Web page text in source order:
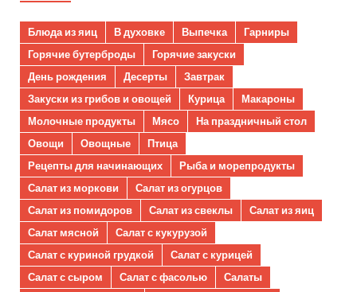
Блюда из яиц В духовке Выпечка
Гарниры
Горячие бутерброды
Горячие закуски
День рождения
Десерты
Завтрак
Закуски из грибов и овощей
Курица
Макароны
Молочные продукты
Мясо
На праздничный стол
Овощи
Овощные
Птица
Рецепты для начинающих
Рыба и морепродукты
Салат из моркови
Салат из огурцов
Салат из помидоров
Салат из свеклы
Салат из яиц
Салат мясной
Салат с кукурузой
Салат с куриной грудкой
Салат с курицей
Салат с сыром
Салат с фасолью
Салаты